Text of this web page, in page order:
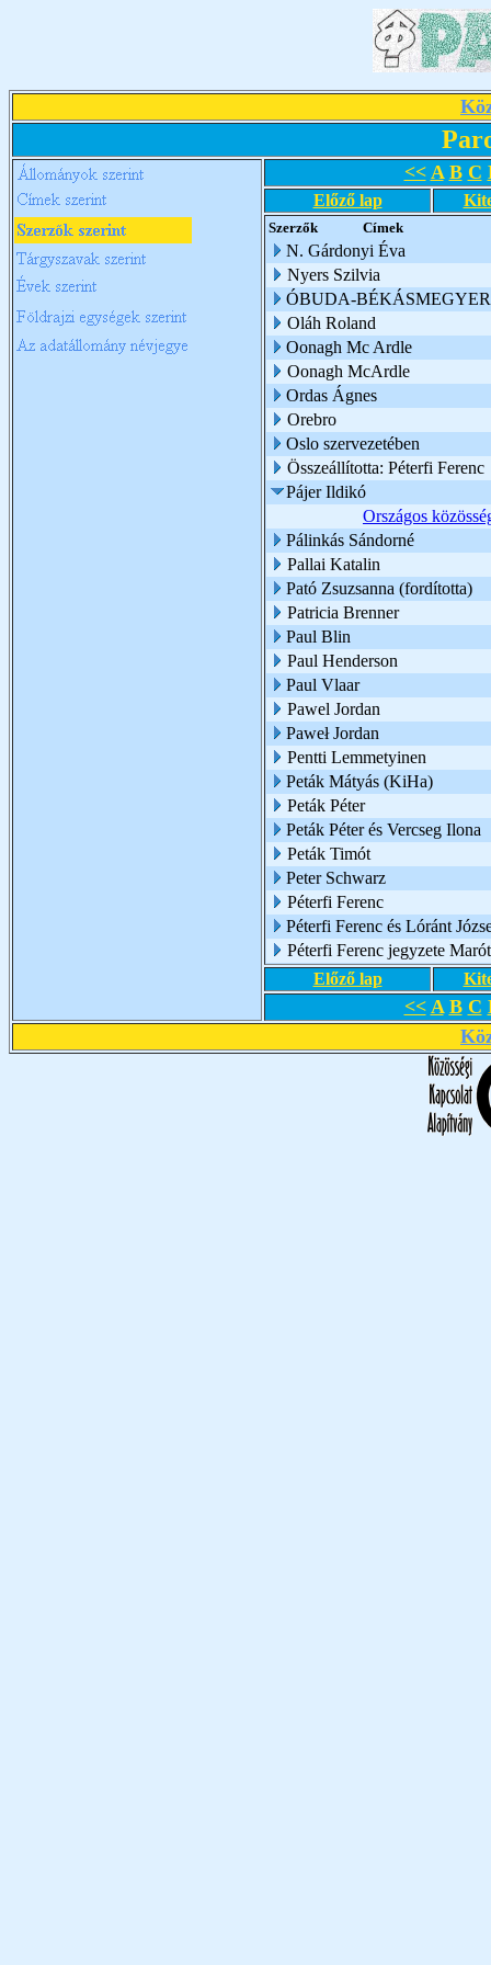
<< A B C
Előző lap
Szerzők Címek
N. Gárdonyi Éva
Nyers Szilvia
ÓBUDA-
Oláh Roland
Oonagh Mc Ardle
Oonagh McArdle
Ordas Ágnes
Orebro
Oslo szervezetében
Összeállította: Péterfi Ferenc
Pájer Ildikó
Országos
Pálinkás Sándorné
Pallai Katalin
Pató Zsuzsanna (fordította)
Patricia Brenner
Paul Blin
Paul Henderson
Paul Vlaar
Pawel Jordan
Paweł Jordan
Pentti Lemmetyinen
Peták Mátyás (KiHa)
Peták Péter
Peták Péter és Vercseg Ilona
Peták Timót
Peter Schwarz
Péterfi Ferenc
Péterfi Ferenc és Lóránt
Péterfi Ferenc jegyzete
Előző lap
<< A B C